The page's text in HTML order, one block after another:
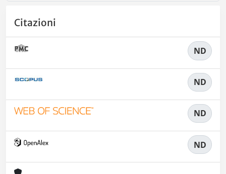
Citazioni
ND
ND
ND
ND